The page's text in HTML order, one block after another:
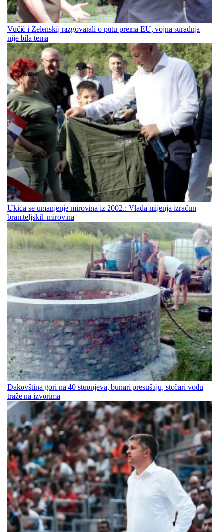
Vučić i Zelenskij razgovarali o putu prema EU, vojna suradnja
nije bila tema
Ukida se umanjenje mirovina iz 2002.: Vlada mijenja izračun
braniteljskih mirovina
Đakovština gori na 40 stupnjeva, bunari presušuju, stočari vodu
traže na izvorima